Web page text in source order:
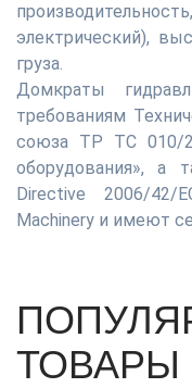
электрический),
груза.
Домкраты
требованиям
союза ТР ТС 010/
оборудования», а
Directive 2006/42/
Machinery и имеют
ТОВАРЫ